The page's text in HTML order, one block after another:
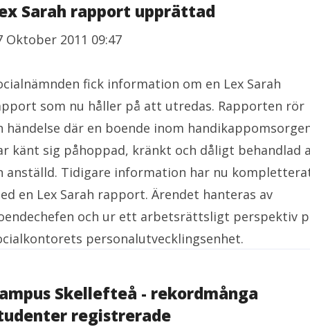
Sarah rapport upprättad
Oktober 2011 09:47
fick information om en Lex Sarah
som nu håller på att utredas. Rapporten rör
händelse där en boende inom
känt sig påhoppad, kränkt och dåligt behandlad
anställd. Tidigare information har nu
en Lex Sarah rapport. Ärendet hanteras av
och ur ett arbetsrättsligt perspektiv
personalutvecklingsenhet.
Skellefteå - rekordmånga
registrerade